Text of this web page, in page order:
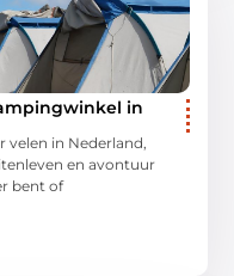
in
velen in Nederland,
en avontuur
bent of